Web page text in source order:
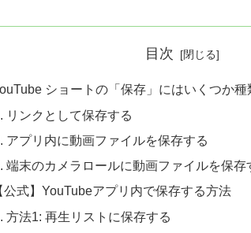
目次
ショートの「保存」にはいくつか種
リンクとして保存する
アプリ内に動画ファイルを保存する
端末のカメラロールに動画ファイルを保存
公式】YouTubeアプリ内で保存する方法
方法1: 再生リストに保存する